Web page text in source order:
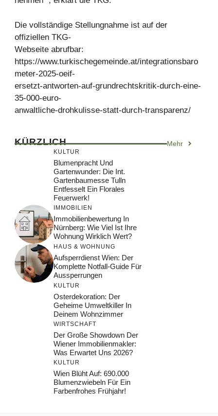
Die vollständige Stellungnahme ist auf der
offiziellen TKG-
Webseite abrufbar:
https://www.turkischegemeinde.at/integrationsbaro
meter-2025-oeif-
ersetzt-antworten-auf-grundrechtskritik-durch-eine-
35-000-euro-
anwaltliche-drohkulisse-statt-durch-transparenz/
KÜRZLICH Mehr
KULTUR
Blumenpracht Und
Gartenwunder: Die Int.
Gartenbaumesse Tulln
Entfesselt Ein Florales
Feuerwerk!
IMMOBILIEN
Immobilienbewertung In
Nürnberg: Wie Viel Ist Ihre
Wohnung Wirklich Wert?
HAUS & WOHNUNG
Aufsperrdienst Wien: Der
Komplette Notfall-Guide Für
Aussperrungen
KULTUR
Osterdekoration: Der
Geheime Umweltkiller In
Deinem Wohnzimmer
WIRTSCHAFT
Der Große Showdown Der
Wiener Immobilienmakler:
Was Erwartet Uns 2026?
KULTUR
Wien Blüht Auf: 690.000
Blumenzwiebeln Für Ein
Farbenfrohes Frühjahr!